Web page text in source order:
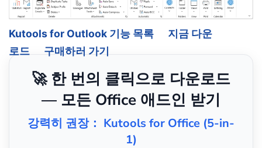
Kutools for Outlook 기능 목록
지금 다운
로드
구매하러 가기
🚀 한 번의 클릭으로 다운로드
— 모든 Office 애드인 받기
강력히 권장： Kutools for Office (5-in-
1)